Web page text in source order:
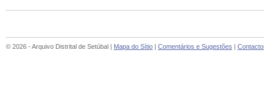
© 2026 - Arquivo Distrital de Setúbal | Mapa do Sítio | Comentários e Sugestões |